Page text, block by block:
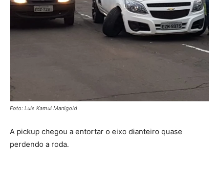
Foto: Luis Kamui Manigold
A pickup chegou a entortar o eixo dianteiro quase
perdendo a roda.